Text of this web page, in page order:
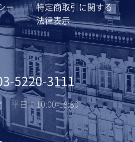
ー
特定商取引に関する
法律表示
5220-3111
平日：10:00-18:30